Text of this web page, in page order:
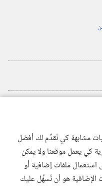
مشابهة كي نُقدِّم لك أفضل
كي يعمل موقعنا ولا يمكن
استعمال ملفات إضافية أو
الإضافية هو أن نُسهِّل عليك